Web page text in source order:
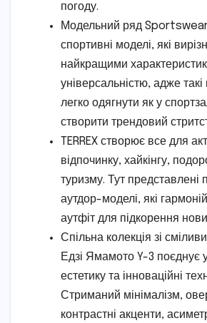
погоду.
Модельний ряд Sportswear
спортивні моделі, які
найкращими
універсальністю, адже
легко одягнути як у
створити трендовий
TERREX створює все для
відпочинку, хайкінгу,
туризму. Тут представлені
аутдор-моделі, які
аутфіт для підкорення
Спільна колекція зі
Едзі Ямамото Y-3 поєднує
естетику та інноваційні
Стриманий мінімалізм,
контрастні акценти,